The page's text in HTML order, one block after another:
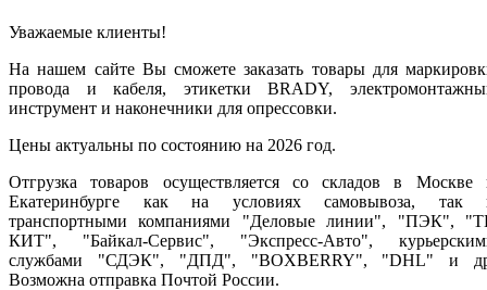
Уважаемые клиенты!
На нашем сайте Вы сможете заказать товары для
провода и кабеля, этикетки BRADY,
инструмент и наконечники для опрессовки.
Цены актуальны по состоянию на 2026 год.
Отгрузка товаров осуществляется со складов в Москве
Екатеринбурге как на условиях самовывоза, так
транспортными компаниями "Деловые линии", "ПЭК",
КИТ", "Байкал-Сервис", "Экспресс-Авто",
службами "СДЭК", "ДПД", "BOXBERRY", "DHL" и
Возможна отправка Почтой России.